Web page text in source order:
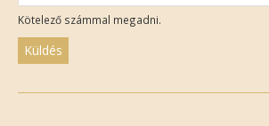
Kötelező számmal megadni.